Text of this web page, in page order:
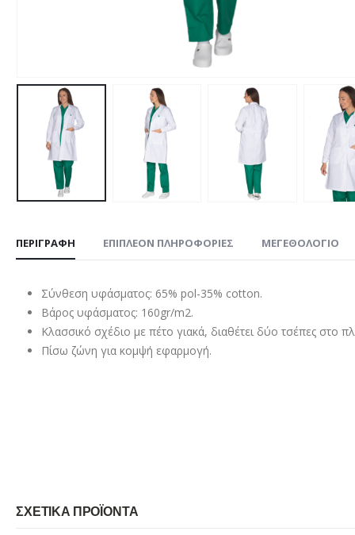
ΠΕΡΙΓΡΑΦΉ ΕΠΙΠΛΈΟΝ ΠΛΗΡΟΦΟΡΊΕΣ ΜΕΓΕΘΟΛΌΓΙΟ
Σύνθεση υφάσματος: 65% pol-35% cotton.
Βάρος υφάσματος: 160gr/m2.
Κλασσικό σχέδιο με πέτο γιακά, διαθέτει δύο τσέπες στο
Πίσω ζώνη για κομψή εφαρμογή.
ΣΧΕΤΙΚΆ ΠΡΟΪΌΝΤΑ